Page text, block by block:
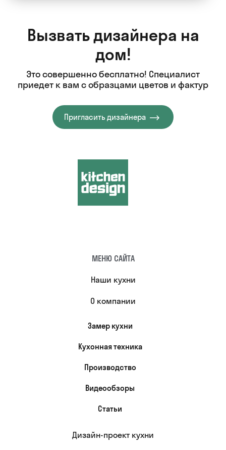
Вызвать дизайнера на
дом!
Это совершенно бесплатно! Специалист
приедет к вам с образцами цветов и фактур
Пригласить дизайнера
МЕНЮ САЙТА
Наши кухни
О компании
Замер кухни
Кухонная техника
Производство
Видеообзоры
Статьи
Дизайн-проект кухни